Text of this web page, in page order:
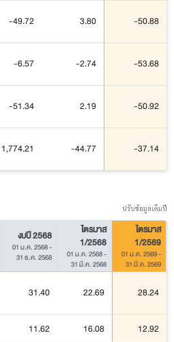
-49.72 3.80 -50.88
-6.57 -2.74 -53.68
-51.34 2.19 -50.92
1,774.21 -44.77 -37.14
ปรับข้อมูลเต็มปี
งบปี 2568
01 ม.ค. 2568-
31 ธ.ค. 2568
ไตรมาส
1/2568
01 ม.ค. 2568-
31 มี.ค. 2568
ไตรมาส
1/2569
01 ม.ค. 2569-
31 มี.ค. 2569
31.40 22.69 28.24
11.62 16.08 12.92